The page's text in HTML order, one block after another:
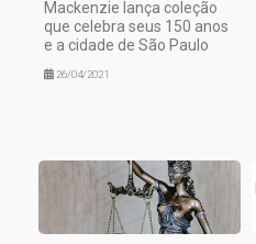
Mackenzie lança coleção
que celebra seus 150 anos
e a cidade de São Paulo
26/04/2021